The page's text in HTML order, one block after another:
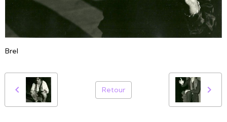
Brel
Retour